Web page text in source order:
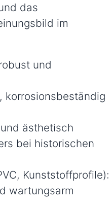
das
im
und
korrosionsbeständig
ästhetisch
bei historischen
Kunststoffprofile):
wartungsarm